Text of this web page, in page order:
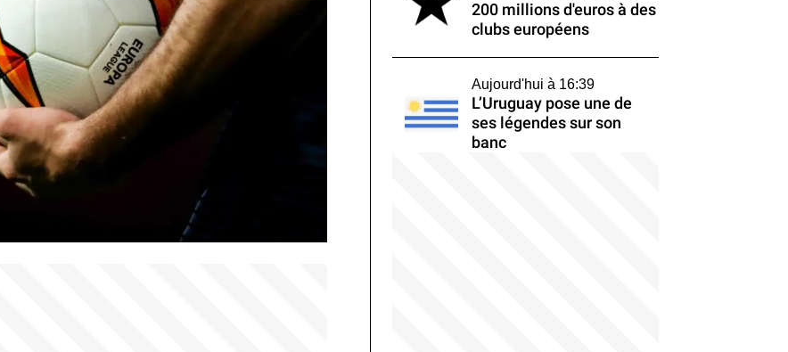
200 millions d'euros à des
clubs européens
Aujourd'hui à 16:39
L’Uruguay pose une de
ses légendes sur son
banc